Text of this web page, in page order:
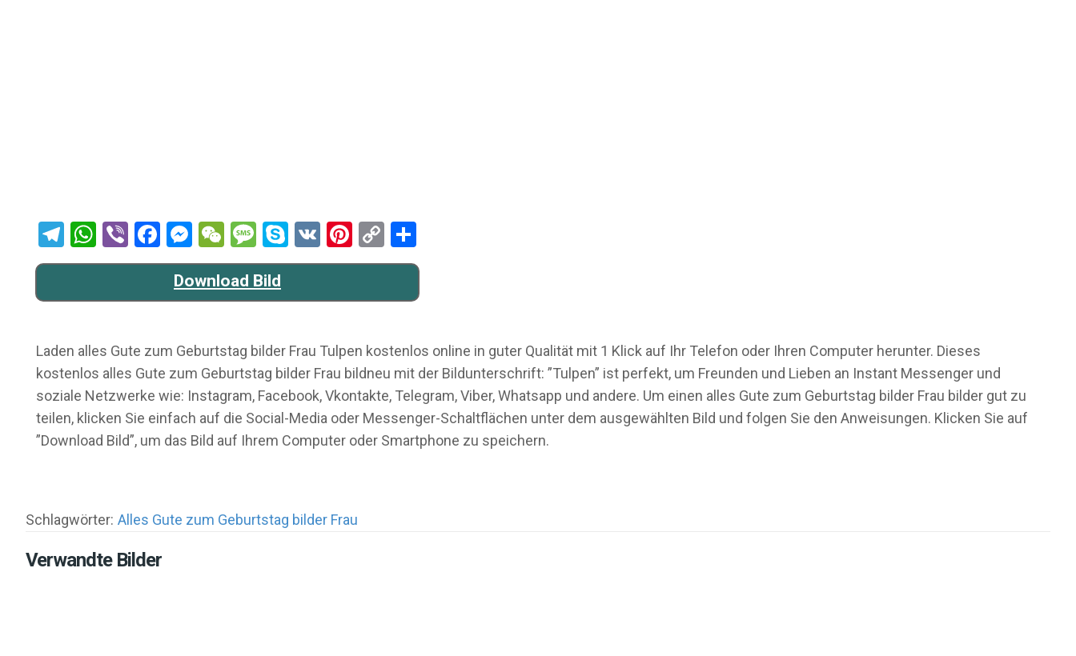
Telegram
WhatsApp
ViberFacebook
Messenger
WeChat
Message
Skype
VK Pinterest
Copy
Link
Download Bild
Laden alles Gute zum Geburtstag bilder Frau Tulpen kostenlos online in guter Qualität mit 1 Klick auf Ihr Telefon oder Ihren Computer herunter. Dieses
kostenlos alles Gute zum Geburtstag bilder Frau bildneu mit der Bildunterschrift: ”Tulpen” ist perfekt, um Freunden und Lieben an Instant Messenger und
soziale Netzwerke wie: Instagram, Facebook, Vkontakte, Telegram, Viber, Whatsapp und andere. Um einen alles Gute zum Geburtstag bilder Frau bilder gut zu
teilen, klicken Sie einfach auf die Social-Media oder Messenger-Schaltflächen unter dem ausgewählten Bild und folgen Sie den Anweisungen. Klicken Sie auf
”Download Bild”, um das Bild auf Ihrem Computer oder Smartphone zu speichern.
Schlagwörter: Alles Gute zum Geburtstag bilder Frau
Verwandte Bilder